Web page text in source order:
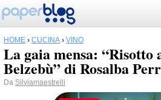
HOME › CUCINA › VINO
La gaia mensa: “Risotto
Belzebù” di Rosalba
Da Silviamaestrelli